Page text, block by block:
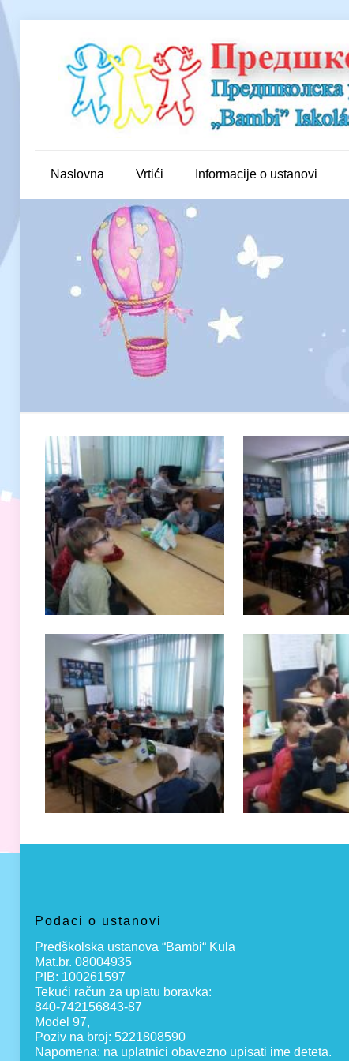
Naslovna Vrtići Informacije o ustanovi
Podaci o ustanovi
Predškolska ustanova “Bambi“ Kula
Mat.br. 08004935
PIB: 100261597
Tekući račun za uplatu boravka:
840-742156843-87
Model 97,
Poziv na broj: 5221808590
Napomena: na uplatnici obavezno upisati ime deteta.